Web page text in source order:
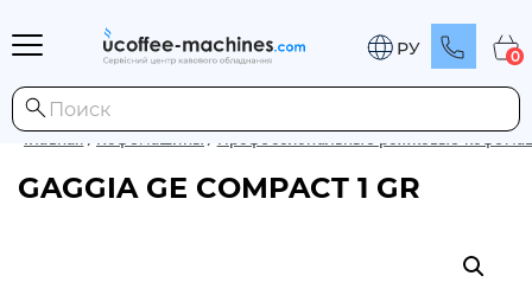
РУ 0
Главная / Кофемашины / Профессиональные рожковые
GAGGIA GE COMPACT 1 GR